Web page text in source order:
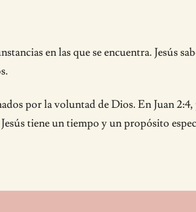
en las que se encuentra. Jesús
por la voluntad de Dios. En Juan
tiene un tiempo y un propósito